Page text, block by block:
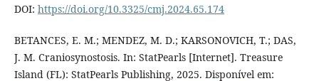
DOI: https://doi.org/10.3325/cmj.2024.65.174
BETANCES, E. M.; MENDEZ, M. D.; KARSONOVICH, T.; DAS,
J. M. Craniosynostosis. In: StatPearls [Internet]. Treasure
Island (FL): StatPearls Publishing, 2025. Disponível em: